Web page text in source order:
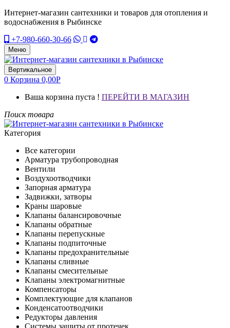
Интернет-магазин сантехники и товаров для отопления и
водоснабжения в Рыбинске
+7-980-660-30-66
Меню
Вертикальное
0 Корзина 0,00Р
Ваша корзина пуста ! ПЕРЕЙТИ В МАГАЗИН
Поиск товара
Категория
Все категории
Арматура трубопроводная
Вентили
Воздухоотводчики
Запорная арматура
Задвижки, затворы
Краны шаровые
Клапаны балансировочные
Клапаны обратные
Клапаны перепускные
Клапаны подпиточные
Клапаны предохранительные
Клапаны сливные
Клапаны смесительные
Клапаны электромагнитные
Компенсаторы
Комплектующие для клапанов
Конденсатоотводчики
Редукторы давления
Системы защиты от протечек